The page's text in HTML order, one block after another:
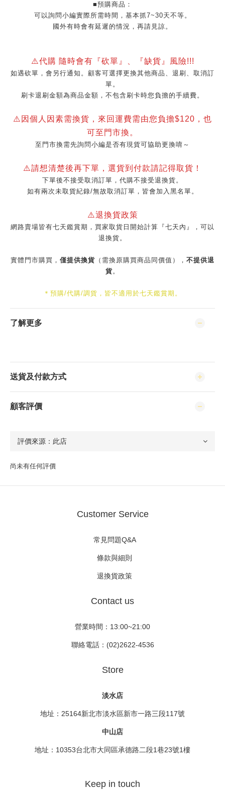
■預購商品：
可以詢問小編實際所需時間，基本抓7~30天不等。
國外有時會有延遲的情況，再請見諒。
⚠️代購 隨時會有『砍單』、『缺貨』風險!!!
如遇砍單，會另行通知。顧客可選擇更換其他商品、退刷、取消訂
單。
刷卡退刷金額為商品金額，不包含刷卡時您負擔的手續費。
⚠️因個人因素需換貨，來回運費需由您負擔$120，也
可至門市換。
至門市換需先詢問小編是否有現貨可協助更換唷～
⚠️請想清楚後再下單，選貨到付款請記得取貨！
下單後不接受取消訂單，代購不接受退換貨。
如有兩次未取貨紀錄/無故取消訂單，皆會加入黑名單。
⚠️退換貨政策
網路賣場皆有七天鑑賞期，買家取貨日開始計算『七天內』，可以
退換貨。
實體門市購買， 僅提供換貨 （需換原購買商品同價值）， 不提供退
貨。
＊預購/代購/調貨，皆不適用於七天鑑賞期。
了解更多
送貨及付款方式
顧客評價
尚未有任何評價
Customer Service
常見問題Q&A
條款與細則
退換貨政策
Contact us
營業時間：13:00~21:00
聯絡電話：(02)2622-4536
Store
淡水店
地址：25164新北市淡水區新市一路三段117號
中山店
地址：10353台北市大同區承德路二段1巷23號1樓
Keep in touch